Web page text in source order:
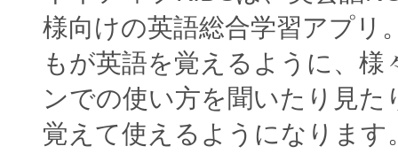
様向けの英語総合学習アプリ
もが英語を覚えるように、
ンでの使い方を聞いたり見た
覚えて使えるようになります